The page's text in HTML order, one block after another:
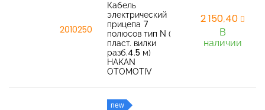
2010250
Кабель
электрический
прицепа 7
полюсов тип N (
пласт. вилки
разб.4.5 м)
HAKAN
OTOMOTIV
2 150,40
В
наличии
new